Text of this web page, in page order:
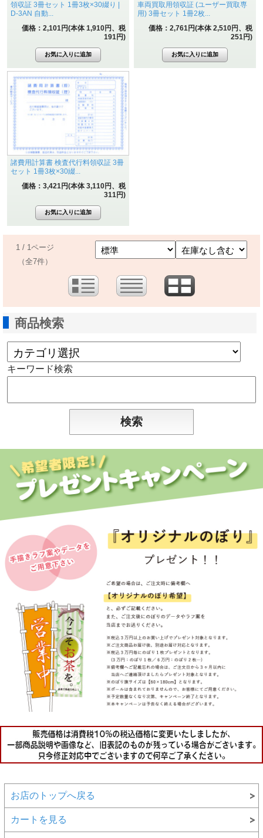
領収証 3冊セット 1冊3枚×30綴り |
D-3AN 自動...
価格：2,101円(本体 1,910円、税
191円)
車両買取用領収証 (ユーザー買取専
用) 3冊セット 1冊2枚...
価格：2,761円(本体 2,510円、税
251円)
諸費用計算書 検査代行料領収証 3冊
セット 1冊3枚×30綴...
価格：3,421円(本体 3,110円、税
311円)
1 / 1ページ
（全7件）
商品検索
キーワード検索
お店のトップへ戻る
カートを見る